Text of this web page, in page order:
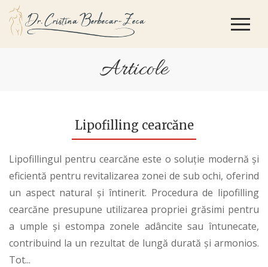
Articole
Lipofilling cearcăne
Lipofillingul pentru cearcăne este o soluție modernă și
eficientă pentru revitalizarea zonei de sub ochi, oferind
un aspect natural și întinerit. Procedura de lipofilling
cearcăne presupune utilizarea propriei grăsimi pentru
a umple și estompa zonele adâncite sau întunecate,
contribuind la un rezultat de lungă durată și armonios.
Tot...